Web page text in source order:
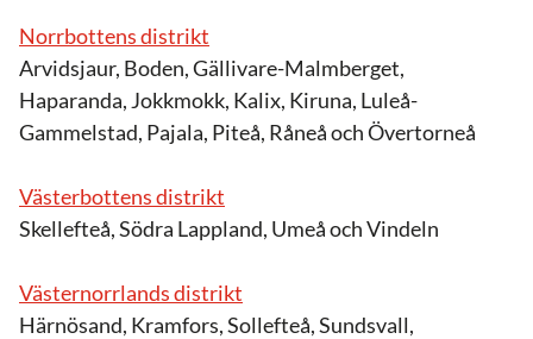
Norrbottens distrikt
Arvidsjaur, Boden, Gällivare-Malmberget,
Haparanda, Jokkmokk, Kalix, Kiruna, Luleå-
Gammelstad, Pajala, Piteå, Råneå och Övertorneå
Västerbottens distrikt
Skellefteå, Södra Lappland, Umeå och Vindeln
Västernorrlands distrikt
Härnösand, Kramfors, Sollefteå, Sundsvall,